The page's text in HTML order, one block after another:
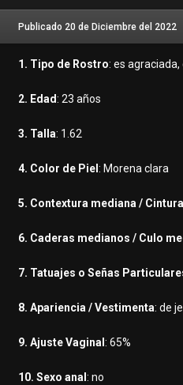
Publicado 20 de Diciembre del 2022
1. Tipo de Rostro: es
2. Edad: 23 años
3. Talla: 1.62
4. Color de Piel : Morena clara
5. Contextura mediana /
6. Caderas medianos / Culo
7. Tatuajes o Señas
8. Apariencia / Vestimenta: de
9. Ajuste Vaginal : 65%
10. Sexo anal : no